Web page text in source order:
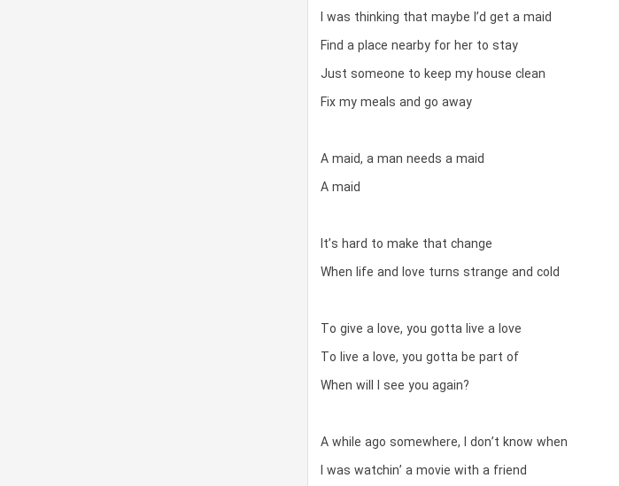
I was thinking that maybe I’d get a maid
Find a place nearby for her to stay
Just someone to keep my house clean
Fix my meals and go away
A maid, a man needs a maid
A maid
It’s hard to make that change
When life and love turns strange and cold
To give a love, you gotta live a love
To live a love, you gotta be part of
When will I see you again?
A while ago somewhere, I don’t know when
I was watchin’ a movie with a friend